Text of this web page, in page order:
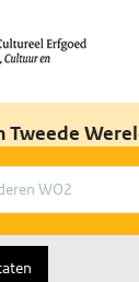
Tweede